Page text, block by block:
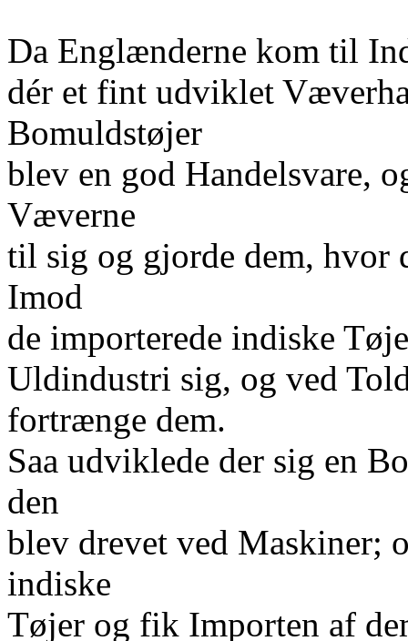
Da Englænderne kom til
dér et fint udviklet
Bomuldstøjer
blev en god Handelsvare,
Væverne
til sig og gjorde dem, hvor
Imod
de importerede indiske
Uldindustri sig, og ved
fortrænge dem.
Saa udviklede der sig en
den
blev drevet ved Maskiner;
indiske
Tøjer og fik Importen af